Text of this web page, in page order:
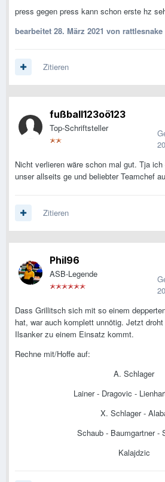
press gegen press kann schon erste hz
bearbeitet 28. März 2021 von rattlesnake
Zitieren
fußball123oö123
Top-Schriftsteller
Nicht verlieren wäre schon mal gut. Tja
unser allseits ge und beliebter Teamchef
Zitieren
Phil96
ASB-Legende
Dass Grillitsch sich mit so einem
hat, war auch komplett unnötig. Jetzt
Ilsanker zu einem Einsatz kommt.
Rechne mit/Hoffe auf:
A. Schlager
Lainer - Dragovic -
X. Schlager -
Schaub - Baumgartner -
Kalajdzic